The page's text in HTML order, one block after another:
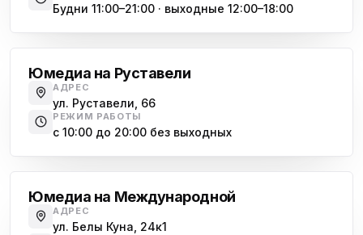
Будни 11:00–21:00 · выходные 12:00–18:00
Юмедиа на Руставели
АДРЕС
ул. Руставели, 66
РЕЖИМ РАБОТЫ
с 10:00 до 20:00 без выходных
Юмедиа на Международной
АДРЕС
ул. Белы Куна, 24к1